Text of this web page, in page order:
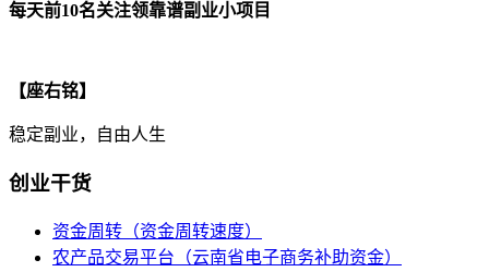
每天前10名关注领靠谱副业小项目
【座右铭】
稳定副业，自由人生
创业干货
资金周转（资金周转速度）
农产品交易平台（云南省电子商务补助资金）